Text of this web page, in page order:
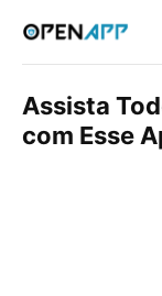
Assista
com Esse